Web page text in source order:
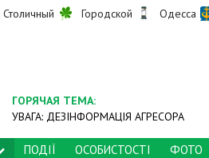
Столичный Городской Одесса
ГОРЯЧАЯ ТЕМА:
УВАГА: ДЕЗІНФОРМАЦІЯ АГРЕСОРА
ПОДІЇ ОСОБИСТОСТІ ФОТО